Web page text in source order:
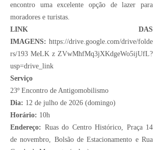
encontro uma excelente opção de lazer para
moradores e turistas.
LINK DAS
IMAGENS: https://drive.google.com/drive/folde
rs/193 MeLK z ZVwMhfMq3jXKdgeWo5ijUfL?
usp=drive_link
Serviço
23º Encontro de Antigomobilismo
Dia: 12 de julho de 2026 (domingo)
Horário: 10h
Endereço: Ruas do Centro Histórico, Praça 14
de novembro, Bolsão de Estacionamento e Rua